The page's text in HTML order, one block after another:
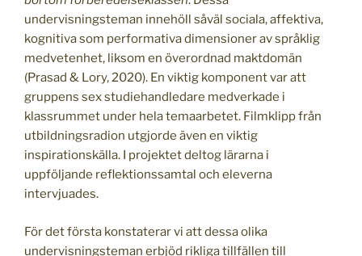
undervisningsteman innehöll såväl sociala, affektiva,
kognitiva som performativa dimensioner av språklig
medvetenhet, liksom en överordnad maktdomän
(Prasad & Lory, 2020). En viktig komponent var att
gruppens sex studiehandledare medverkade i
klassrummet under hela temaarbetet. Filmklipp från
utbildningsradion utgjorde även en viktig
inspirationskälla. I projektet deltog lärarna i
uppföljande reflektionssamtal och eleverna
intervjuades.
För det första konstaterar vi att dessa olika
undervisningsteman erbjöd rikliga tillfällen till